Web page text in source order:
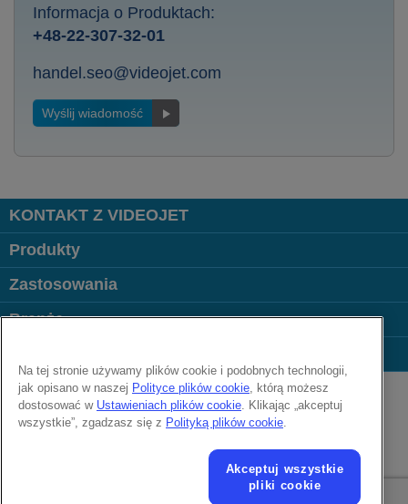
Informacja o Produktach:
+48-22-307-32-01
handel.seo@videojet.com
Wyślij wiadomość
KONTAKT Z VIDEOJET
Produkty
Zastosowania
Branże
Follow us on:
Polityka dotycząca plików cookie
Wyłączenie odpowiedzialności
Regulamin Użytkowania Serwisu Videojet online
Na tej stronie używamy plików cookie i podobnych technologii,
jak opisano w naszej Polityce plików cookie, którą możesz
dostosować w Ustawieniach plików cookie. Klikając „akceptuj
wszystkie”, zgadzasz się z Polityką plików cookie.
Akceptuj wszystkie
pliki cookie